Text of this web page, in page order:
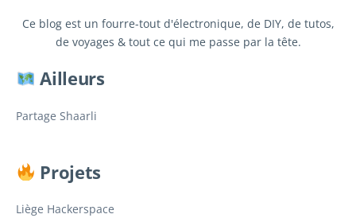
Ce blog est un fourre-tout d'électronique, de DIY, de tutos,
de voyages & tout ce qui me passe par la tête.
Ailleurs
Partage Shaarli
Projets
Liège Hackerspace